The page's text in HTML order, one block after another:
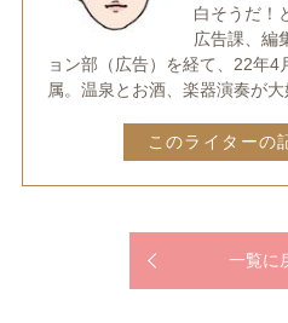
白そうだ！
広告課、編
ョン部（広告）を経て、22年
属。温泉とお酒、楽器演奏が大
このライターの
一覧に